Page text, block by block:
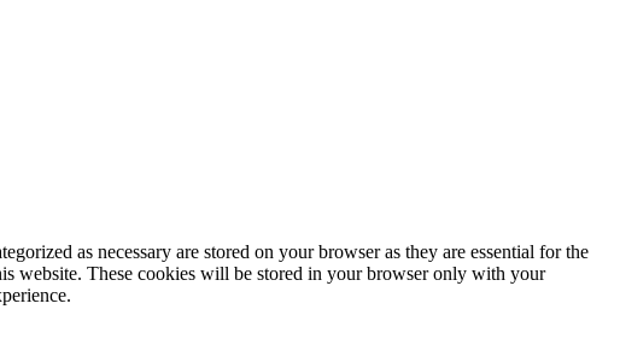
as necessary are stored on your browser as they are essential for the
website. These cookies will be stored in your browser only with your